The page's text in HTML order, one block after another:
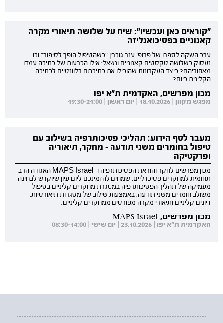
"קוראים כאן ועכשיו": שיח על שלושה תיאורי מקרה
קאנוניים בפסיכואנליזה
ערב השקה לספרו של פרופ' ענר גוברין "כשהטיפול הופך לסיפור" ובו
נעסוק בשלושה טקסטים קאנוניים ונשאל: אילו הכרעות של כתיבה עמדו
מאחוריהם? כיצד העקרונות שהובילו את כתיבתם רלוונטיים לכתיבה
הקלינית כיום?
מכון מפרשים, האקדמית ת"א יפו
מפגש מקוון | 18.10.2026 | יום ראשון | 19:30-21:00
מעבר לסף הידוע: תהליכי פסיכותרפיה בשילוב עם
טיפול בחומרים משני תודעה - מחקר, תיאוריה
ופרקטיקה
מכון מפרשים לחקר והוראת הפסיכותרפיה ו- MAPS Israel האגודה הרב
תחומית למחקרים פסיכדליים, שמחים להזמינכם ליום עיון שיוקדש לבחינה
מעמיקה של תהליך הפסיכותרפיה במסגרת מחקרים קליניים בטיפול
משולב חומרים משני תודעה, באמצעות שילוב של מסגרות תיאורטיות,
דיונים קליניים ותיאורי מקרה מפורטים ממחקרים קליניים.
מכון מפרשים, MAPS Israel
האקדמית ת"א יפו | 23.10.2026 | יום שישי | 08:30-14:00